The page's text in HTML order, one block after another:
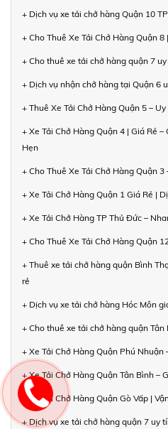
+ Dịch vụ xe tải chở hàng Quận 10
+ Cho Thuê Xe Tải Chở Hàng Quận
+ Cho thuê xe tải chở hàng quận 7
+ Dịch vụ nhận chở hàng tại Quận 6
+ Thuê Xe Tải Chở Hàng Quận 5 –
+ Xe Tải Chở Hàng Quận 4 | Giá Rẻ
Hẹn
+ Cho Thuê Xe Tải Chở Hàng Quận
+ Xe Tải Chở Hàng Quận 1 Giá Rẻ |
+ Xe Tải Chở Hàng TP Thủ Đức –
+ Cho Thuê Xe Tải Chở Hàng Quận
+ Thuê xe tải chở hàng quận Bình
rẻ
+ Dịch vụ xe tải chở hàng Hóc Môn
+ Cho thuê xe tải chở hàng quận
+ Xe Tải Chở Hàng Quận Phú Nhuận
+ Xe Tải Chở Hàng Quận Tân Bình –
+ Xe Tải Chở Hàng Quận Gò Vấp |
+ Dịch vụ xe tải chở hàng quận 7 uy